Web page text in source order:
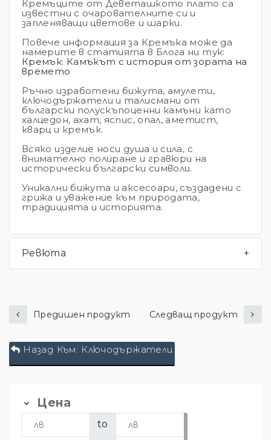
Кремъците от Деветашкото плато са
известни с очарователните си и
запленяващи цветове и шарки.
Повече информация за Кремъка може да
намерите в статията в Блога ни тук:
Кремък: Камъкът с история от зората на
времето
Ръчно изработени бижута, амулети,
ключодържатели и талисмани от
български полускъпоценни камъни като
халцедон, ахат, яспис, опал, аметист,
кварц и кремък.
Всяко изделие носи душа и сила, с
внимателно полиране и гравюри на
исторически български символи.
Уникални бижута и аксесоари, създадени с
грижа и уважение към природата,
традицията и историята.
Ревюта +
Следващ продукт
Предишен продукт
Назад Към: Ключодържатели
Цена
to